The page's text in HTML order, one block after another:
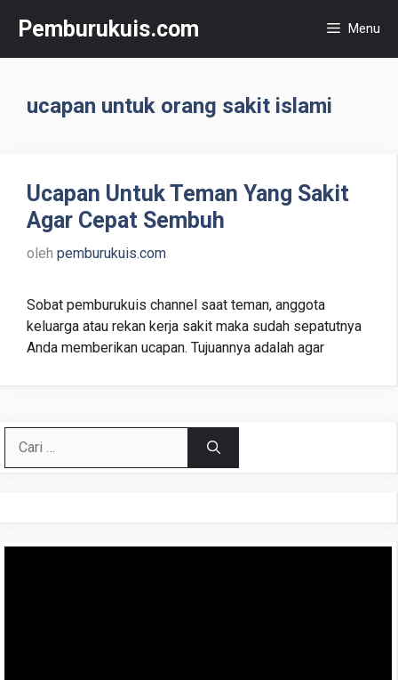
Pemburukuis.com Menu
ucapan untuk orang sakit islami
Ucapan Untuk Teman Yang Sakit
Agar Cepat Sembuh
oleh pemburukuis.com
Sobat pemburukuis channel saat teman, anggota
keluarga atau rekan kerja sakit maka sudah sepatutnya
Anda memberikan ucapan. Tujuannya adalah agar
untuk: